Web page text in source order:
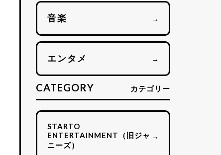
音楽 →
エンタメ →
CATEGORY カテゴリー
STARTO
ENTERTAINMENT（旧ジャ
ニーズ）
→